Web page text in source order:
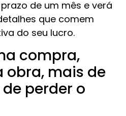
de um mês e verá
que comem
do seu lucro.
compra,
obra, mais de
perder o